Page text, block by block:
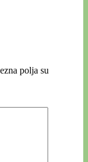
polja su